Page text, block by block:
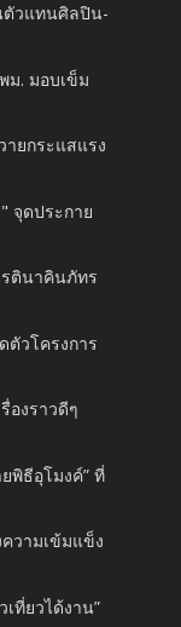
ตัวแทนศิลปิน-
ม. มอบเข็ม
ายกระแสแรง
จุดประกาย
ตินาคินภัทร
ตัวโครงการ
องราวดีๆ
พิธีอุโมงค์” ที่
วามเข้มแข็ง
ที่ยวได้งาน”